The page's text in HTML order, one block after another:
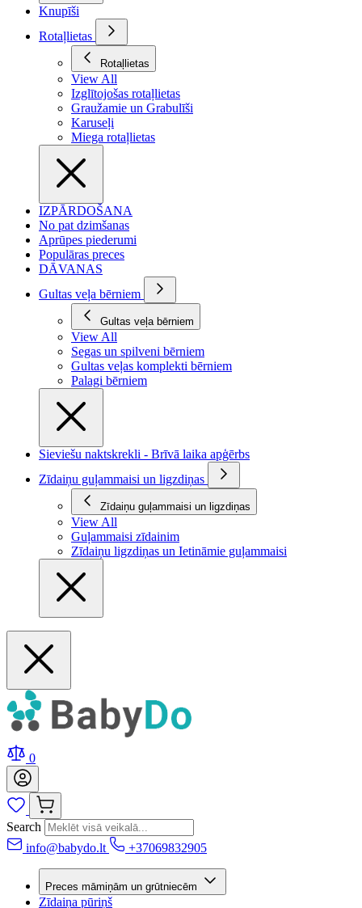
Knupīši
Rotaļlietas
Rotaļlietas
View All
Izglītojošas rotaļlietas
Graužamie un Grabulīši
Karuseļi
Miega rotaļlietas
IZPĀRDOŠANA
No pat dzimšanas
Aprūpes piederumi
Populāras preces
DĀVANAS
Gultas veļa bērniem
Gultas veļa bērniem
View All
Segas un spilveni bērniem
Gultas veļas komplekti bērniem
Palagi bērniem
Sieviešu naktskrekli - Brīvā laika apģērbs
Zīdaiņu guļammaisi un ligzdiņas
Zīdaiņu guļammaisi un ligzdiņas
View All
Guļammaisi zīdainim
Zīdaiņu ligzdiņas un Ietināmie guļammaisi
0
Search
info@babydo.lt
+37069832905
Preces māmiņām un grūtniecēm
Zīdaiņa pūriņš